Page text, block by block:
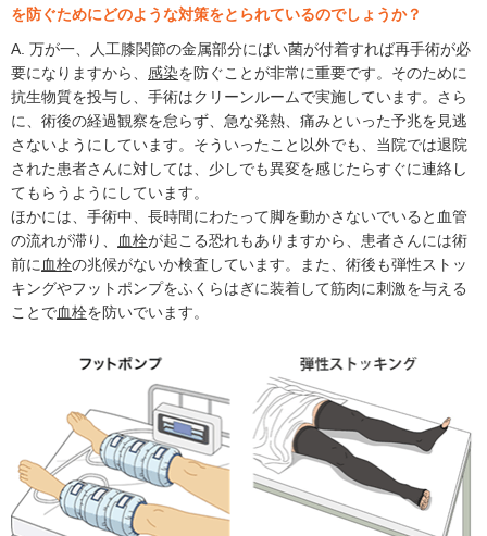
を防ぐためにどのような対策をとられているのでしょうか？
A. 万が一、人工膝関節の金属部分にばい菌が付着すれば再手術が必
要になりますから、 感染を防ぐことが非常に重要です。そのために
抗生物質を投与し、手術はクリーンルームで実施しています。さら
に、術後の経過観察を怠らず、急な発熱、痛みといった予兆を見逃
さないようにしています。そういったこと以外でも、当院では退院
された患者さんに対しては、少しでも異変を感じたらすぐに連絡し
てもらうようにしています。
ほかには、手術中、長時間にわたって脚を動かさないでいると血管
の流れが滞り、
血栓が起こる恐れもありますから、患者さんには術
前に 血栓の兆候がないか検査しています。また、術後も弾性ストッ
キングやフットポンプをふくらはぎに装着して筋肉に刺激を与える
ことで血栓を防いでいます。